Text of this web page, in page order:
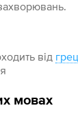
від
мовах